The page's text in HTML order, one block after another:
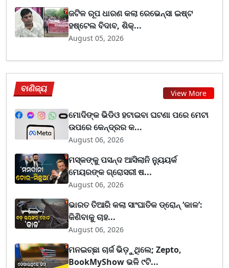
ଜଟିଳ ରୂପ ଧାରଣ କଲା ରେଭେନ୍ସା ଇଷ୍ଟ
ହଷ୍ଟେଲ ବିଦାବ, ଶିକ୍...
August 05, 2026
ବାଣିଜ୍ୟ View More
ମୋଦିଙ୍କ ଭିଡିଓ ହଟାଇବା ଘଟଣା ପରେ ମେଟା
ଉପରେ କେନ୍ଦ୍ରର କ...
August 06, 2026
ମସ୍କଙ୍କୁ ପସନ୍ଦ ଆସିଲାନି ନ୍ୟୁୟର୍କ
ମେୟରଙ୍କ ଗ୍ରୋସରୀ ଷ...
August 06, 2026
ଭାରତ ତିଆରି କଲା ସାଂଘାତିକ ଡ୍ରୋନ୍ ‘କାଳ’:
କିଣିବାକୁ ଚାହ...
August 06, 2026
ମନଇଚ୍ଛା ଚାର୍ଜ ଭିଡ଼ୁଥିଲେ; Zepto,
BookMyShow ଭଳି ୯ଟି...